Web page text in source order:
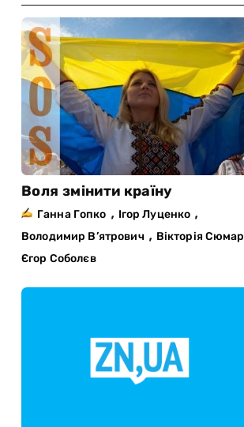
Воля змінити країну
Ганна Гопко , Ігор Луценко ,
Володимир В’ятрович , Вікторія Сюмар
Єгор Соболєв